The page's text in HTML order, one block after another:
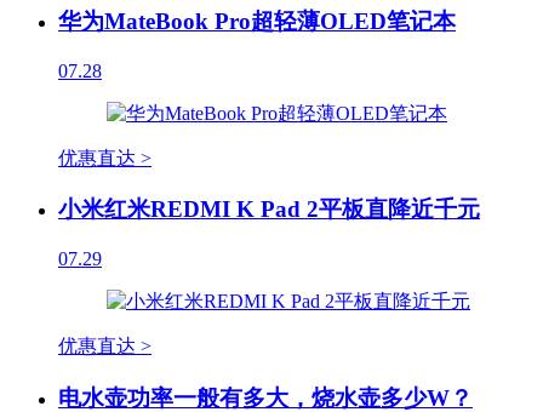
华为MateBook Pro超轻薄OLED笔记本
07.28
优惠直达 >
小米红米REDMI K Pad 2平板直降近千元
07.29
优惠直达 >
电水壶功率一般有多大，烧水壶多少W？